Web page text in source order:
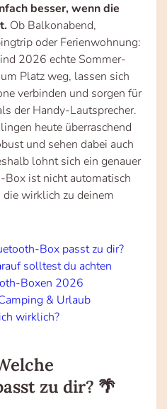
besser, wenn die
Ob Balkonabend,
oder Ferienwohnung:
2026 echte Sommer-
Platz weg, lassen sich
verbinden und sorgen für
der Handy-Lautsprecher.
heute überraschend
und sehen dabei auch
lohnt sich ein genauer
ist nicht automatisch
wirklich zu deinem
Box passt zu dir?
solltest du achten
Boxen 2026
& Urlaub
wirklich?
zu dir? 🌴